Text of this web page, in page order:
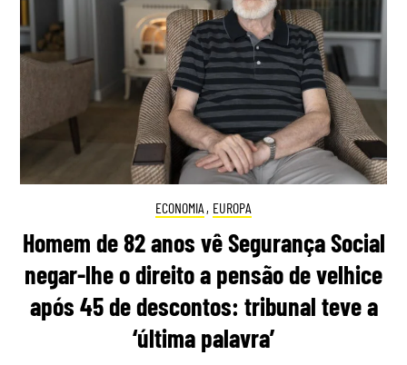
ECONOMIA , EUROPA
Homem de 82 anos vê Segurança Social
negar-lhe o direito a pensão de velhice
após 45 de descontos: tribunal teve a
‘última palavra’